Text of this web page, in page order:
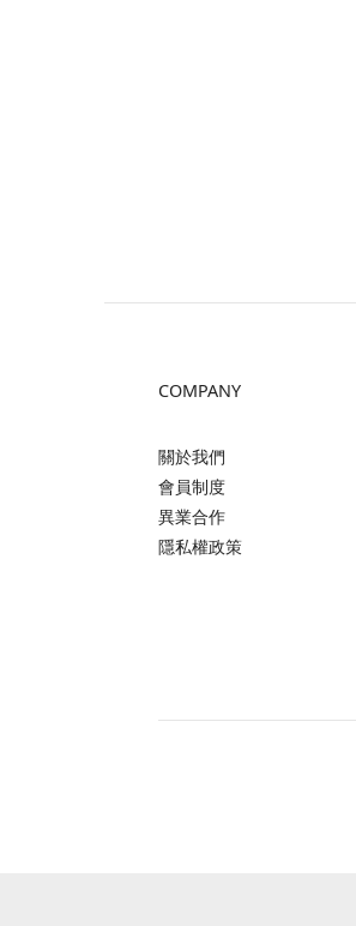
COMPANY
關於我們
會員制度
異業合作
隱私權政策